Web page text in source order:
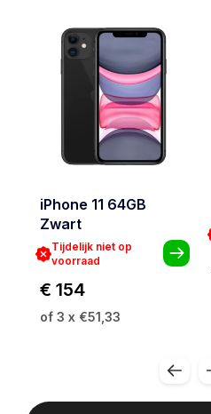
iPhone 11 64GB
Zwart
Tijdelijk niet op
voorraad
€ 154
of 3 x €51,33